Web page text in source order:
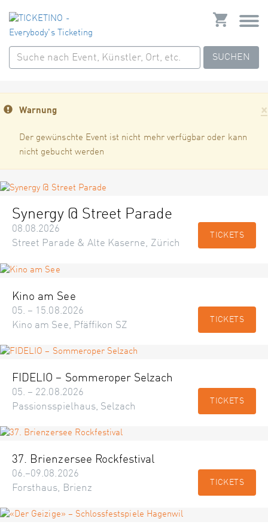
SUCHEN
×
Warnung
Der gewünschte Event ist nicht mehr verfügbar oder kann
nicht gebucht werden
Synergy @ Street Parade
08.08.2026
Street Parade & Alte Kaserne, Zürich
TICKETS
Kino am See
05. – 15.08.2026
Kino am See, Pfäffikon SZ
TICKETS
FIDELIO – Sommeroper Selzach
05. – 22.08.2026
Passionsspielhaus, Selzach
TICKETS
37. Brienzersee Rockfestival
06.–09.08.2026
Forsthaus, Brienz
TICKETS